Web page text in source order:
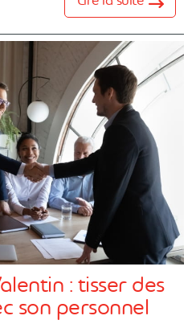
: tisser des
son personnel